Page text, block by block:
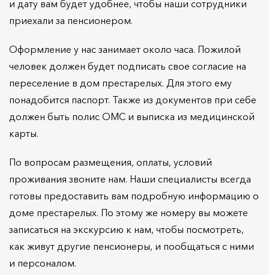
и дату вам будет удобнее, чтобы наши сотрудники
приехали за пенсионером.
Оформление у нас занимает около часа. Пожилой
человек должен будет подписать свое согласие на
переселение в дом престарелых. Для этого ему
понадобится паспорт. Также из документов при себе
должен быть полис ОМС и выписка из медицинской
карты.
По вопросам размещения, оплаты, условий
проживания звоните нам. Наши специалисты всегда
готовы предоставить вам подробную информацию о
доме престарелых. По этому же номеру вы можете
записаться на экскурсию к нам, чтобы посмотреть,
как живут другие пенсионеры, и пообщаться с ними
и персоналом.